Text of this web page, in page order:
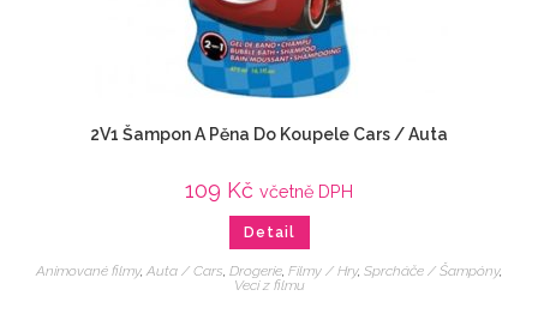
2V1 Šampon A Pěna Do Koupele Cars / Auta
109 Kč včetně DPH
Detail
Animované filmy, Auta / Cars, Drogerie, Filmy / Hry, Sprcháče / Šampóny,
Veci z filmu